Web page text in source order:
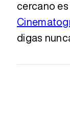
cercano
digas